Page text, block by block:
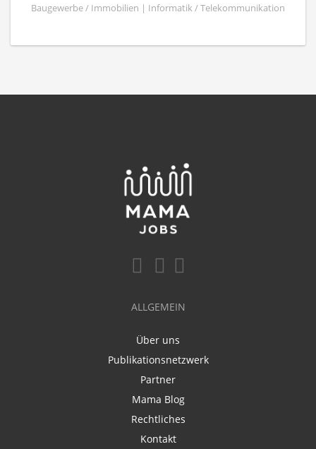
Baugewerbe / Immobilien | Informatik / Telekommunikation
ALLGEMEIN
Über uns
Publikationsnetzwerk
Partner
Mama Blog
Rechtliches
Kontakt